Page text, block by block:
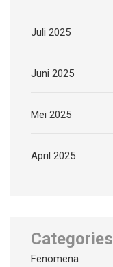
Juli 2025
Juni 2025
Mei 2025
April 2025
Categories
Fenomena